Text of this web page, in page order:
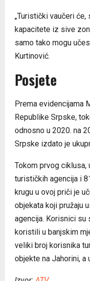
„Turistički vaučeri će,
kapacitete iz sive
samo tako mogu
Kurtinović.
Posjete
Prema evidencijama
Republike Srpske,
odnosno u 2020. na
Srpske izdato je
Tokom prvog ciklusa,
turističkih agencija i
krugu u ovoj priči je
objekata koji pružaju
agencija. Korisnici su
koristili u banjskim
veliki broj korisnika
objekte na Jahorini, a